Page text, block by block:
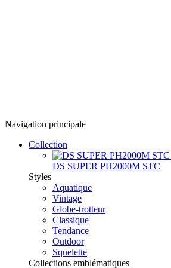
Navigation principale
Collection
DS SUPER PH2000M STC
Styles
Aquatique
Vintage
Globe-trotteur
Classique
Tendance
Outdoor
Squelette
Collections emblématiques